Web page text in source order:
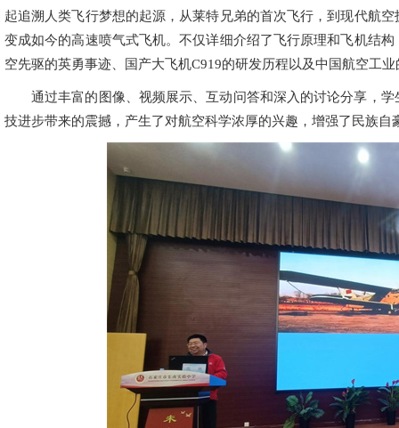
起追溯人类飞行梦想的起源，从莱特兄弟的首次飞行，到现代航
变成如今的高速喷气式飞机。不仅详细介绍了飞行原理和飞机结
空先驱的英勇事迹、国产大飞机C919的研发历程以及中国航空工
通过丰富的图像、视频展示、互动问答和深入的讨论分享，
技进步带来的震撼，产生了对航空科学浓厚的兴趣，增强了民族自